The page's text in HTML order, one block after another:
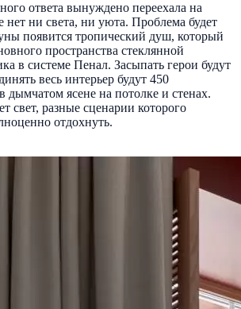
ответа вынуждено переехала на
нет ни света, ни уюта. Проблема будет
появится тропический душ, который
пространства стеклянной
в системе Пенал. Засыпать герои будут
весь интерьер будут 450
дымчатом ясене на потолке и стенах.
свет, разные сценарии которого
отдохнуть.